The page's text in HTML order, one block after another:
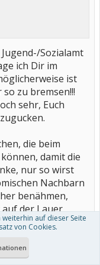
Sozialamt
ich Dir im
ist
zu bremsen!!!
sehr, Euch
die beim
damit die
nur so wirst
Nachbarn
benähmen,
der Lauer.
so reagierst, ist
mit dem
aber noch - und
auf dieser Seite
von Cookies.